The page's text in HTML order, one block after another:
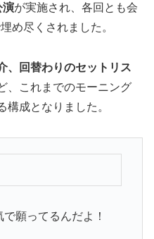
演が実施され、各回とも会
め尽くされました。
、回替わりのセットリス
、これまでのモーニング
成となりました。
願ってるんだよ！